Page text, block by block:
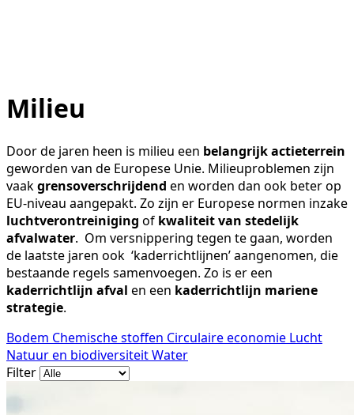
Milieu
Door de jaren heen is milieu een belangrijk actieterrein
geworden van de Europese Unie. Milieuproblemen zijn
vaakgrensoverschrijdend en worden dan ook beter op
EU-niveau aangepakt. Zo zijn er Europese normen inzake
luchtverontreiniging of kwaliteit van stedelijk
afvalwater. Om versnippering tegen te gaan, worden
de laatste jaren ook ‘kaderrichtlijnen’ aangenomen, die
bestaande regels samenvoegen. Zo is er een
kaderrichtlijn afval en een kaderrichtlijn mariene
strategie.
Bodem Chemische stoffen Circulaire economie Lucht
Natuur en biodiversiteitWater
Filter